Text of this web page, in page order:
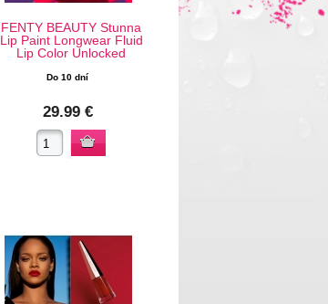
FENTY BEAUTY Stunna
Lip Paint Longwear Fluid
Lip Color Unlocked
Do 10 dní
29.99 €